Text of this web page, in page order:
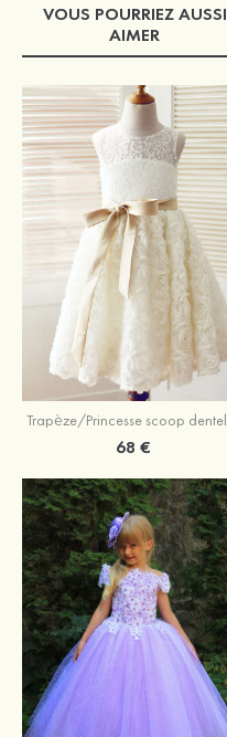
VOUS POURRIEZ AUSSI
AIMER
68 €